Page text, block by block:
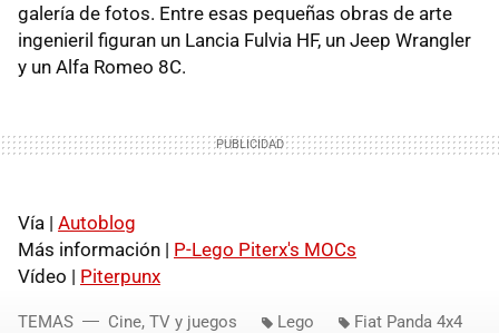
galería de fotos. Entre esas pequeñas obras de arte
ingenieril figuran un Lancia Fulvia HF, un Jeep Wrangler
y un Alfa Romeo 8C.
Vía | Autoblog
Más información | P-Lego Piterx's MOCs
Vídeo | Piterpunx
TEMAS Cine, TV y juegos Lego Fiat Panda 4x4